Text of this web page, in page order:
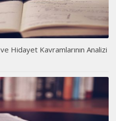
Hidayet Kavramlarının Analizi